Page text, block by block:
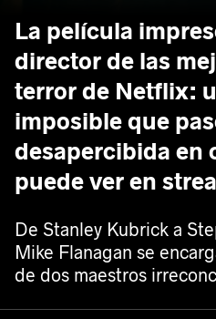
La película
director de las
terror de Netflix:
imposible que
desapercibida en
puede ver en
De Stanley Kubrick a
Mike Flanagan se
de dos maestros